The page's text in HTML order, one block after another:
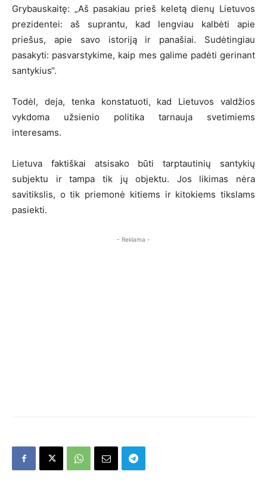
Grybauskaitę: „Aš pasakiau prieš keletą dienų Lietuvos
prezidentei: aš suprantu, kad lengviau kalbėti apie
priešus, apie savo istoriją ir panašiai. Sudėtingiau
pasakyti: pasvarstykime, kaip mes galime padėti gerinant
santykius“.
Todėl, deja, tenka konstatuoti, kad Lietuvos valdžios
vykdoma užsienio politika tarnauja svetimiems
interesams.
Lietuva faktiškai atsisako būti tarptautinių santykių
subjektu ir tampa tik jų objektu. Jos likimas nėra
savitikslis, o tik priemonė kitiems ir kitokiems tikslams
pasiekti.
- Reklama -